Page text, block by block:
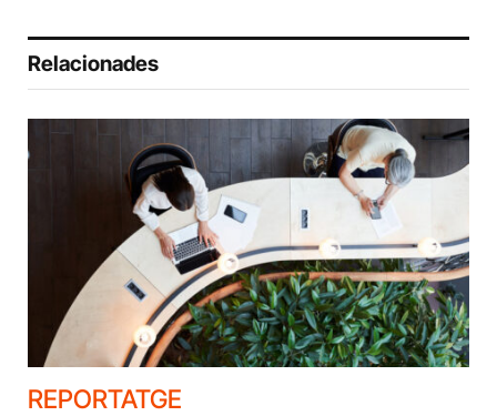
Relacionades
REPORTATGE